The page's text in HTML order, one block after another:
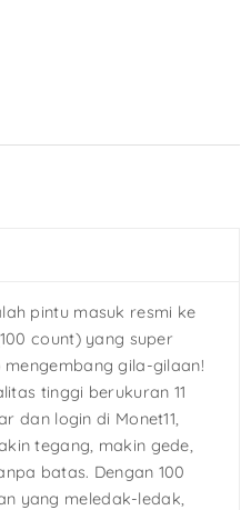
pintu masuk resmi ke
count) yang super
gila-gilaan!
tinggi berukuran 11
dan login di Monet11,
tegang, makin gede,
batas. Dengan 100
yang meledak-ledak,